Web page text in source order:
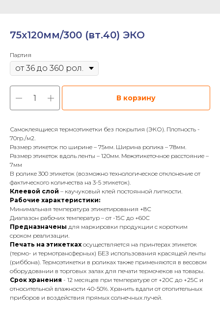
75х120мм/300 (вт.40) ЭКО
Партия
В корзину
Самоклеящиеся термоэтикетки без покрытия (ЭКО). Плотность -
70гр./м2.
Размер этикеток по ширине – 75мм. Ширина ролика – 78мм.
Размер этикеток вдоль ленты – 120мм. Межэтикеточное расстояние –
7мм
В ролике 300 этикеток (возможно технологическое отклонение от
фактического количества на 3-5 этикеток).
Клеевой слой – каучуковый клей постоянной липкости.
Рабочие характеристики:
Минимальная температура этикетирования +8С
Диапазон рабочих температур – от -15С до +60С
Предназначены для маркировки продукции с коротким
сроком реализации.
Печать на этикеткахосуществляется на принтерах этикеток
(термо- и термотрансферных) БЕЗ использования красящей ленты
(риббона). Термоэтикетки в роликах также применяются в весовом
оборудовании в торговых залах для печати термочеков на товары.
Срок хранения - 12 месяцев при температуре от +20С до +25С и
относительной влажности 40-50%. Хранить вдали от отопительных
приборов и воздействия прямых солнечных лучей.